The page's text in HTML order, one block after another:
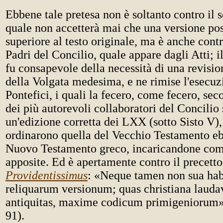
Ebbene tale pretesa non è soltanto contro il
quale non accetterà mai che una versione
superiore al testo originale, ma è anche
Padri del Concilio, quale appare dagli Atti;
fu consapevole della necessità di una
della Volgata medesima, e ne rimise
Pontefici, i quali la fecero, come fecero,
dei più autorevoli collaboratori del Concilio
un'edizione corretta dei LXX (sotto Sisto
ordinarono quella del Vecchio Testamento
Nuovo Testamento greco, incaricandone
apposite. Ed è apertamente contro il
Providentissimus: «Neque tamen non sua
reliquarum versionum; quas christiana
antiquitas, maxime codicum
91).